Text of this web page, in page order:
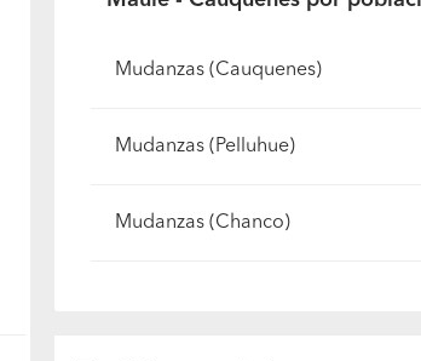
Mudanzas (Cauquenes)
Mudanzas (Pelluhue)
Mudanzas (Chanco)